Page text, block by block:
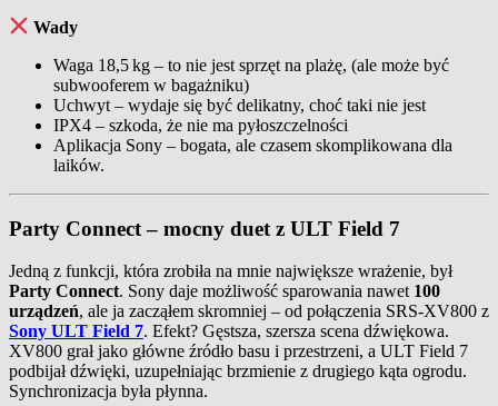
Wady
Waga 18,5 kg – to nie jest sprzęt na plażę, (ale może być
subwooferem w bagażniku)
Uchwyt – wydaje się być delikatny, choć taki nie jest
IPX4 – szkoda, że nie ma pyłoszczelności
Aplikacja Sony – bogata, ale czasem skomplikowana dla
laików.
Party Connect – mocny duet z ULT Field 7
Jedną z funkcji, która zrobiła na mnie największe wrażenie, był
Party Connect. Sony daje możliwość sparowania nawet 100
urządzeń, ale ja zacząłem skromniej – od połączenia SRS‑XV800 z
Sony ULT Field 7. Efekt? Gęstsza, szersza scena dźwiękowa.
XV800 grał jako główne źródło basu i przestrzeni, a ULT Field 7
podbijał dźwięki, uzupełniając brzmienie z drugiego kąta ogrodu.
Synchronizacja była płynna.